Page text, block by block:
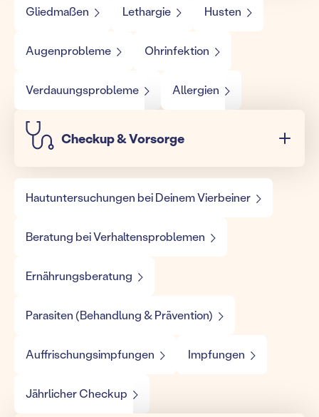
Gliedmaßen Lethargie Husten
Augenprobleme Ohrinfektion
Verdauungsprobleme Allergien
Checkup & Vorsorge
Hautuntersuchungen bei Deinem Vierbeiner
Beratung bei Verhaltensproblemen
Ernährungsberatung
Parasiten (Behandlung & Prävention)
Auffrischungsimpfungen Impfungen
Jährlicher Checkup